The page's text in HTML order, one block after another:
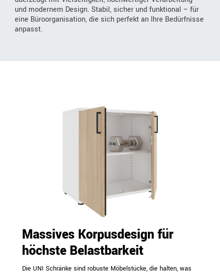
und modernem Design. Stabil, sicher und funktional – für
eine Büroorganisation, die sich perfekt an Ihre Bedürfnisse
anpasst.
Massives Korpusdesign für
höchste Belastbarkeit
Die UNI Schränke sind robuste Möbelstücke, die halten, was